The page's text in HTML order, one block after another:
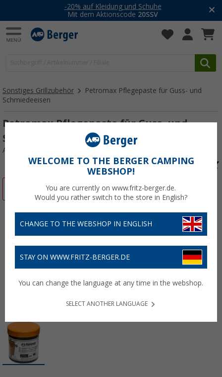
-20% auf Kleidung und Schuhe
Mit dem Aktionscode 20SSV
Sonstiges Grillzubehör
Petromax Pflegepaste für Guss- und
Schmiedeeisen
Petromax Pflegepaste für Guss- und
Schmiedeeisen
Art.-Nr.: 767700
WELCOME TO THE BERGER CAMPING
WEBSHOP!
You are currently on www.fritz-berger.de.
Would you rather switch to the store in English?
CHANGE TO THE WEBSHOP IN ENGLISH
STAY ON WWW.FRITZ-BERGER.DE
You can change the language at any time in the webshop.
SELECT ANOTHER LANGUAGE